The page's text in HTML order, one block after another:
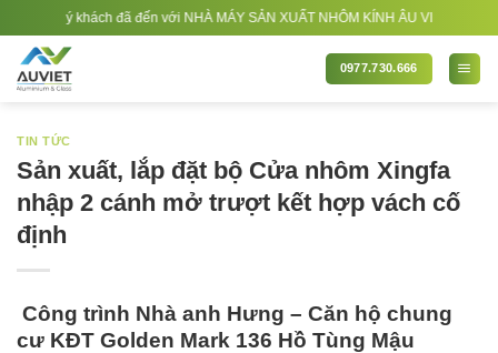
qua
nội
dung
quý khách đã đến với NHÀ MÁY SẢN XUẤT NHÔM KÍNH ÂU VIỆT. Nhà Sản
0977.730.666
TIN TỨC
Sản xuất, lắp đặt bộ Cửa nhôm Xingfa
nhập 2 cánh mở trượt kết hợp vách cố
định
Công trình Nhà anh Hưng – Căn hộ chung
cư KĐT Golden Mark 136 Hồ Tùng Mậu